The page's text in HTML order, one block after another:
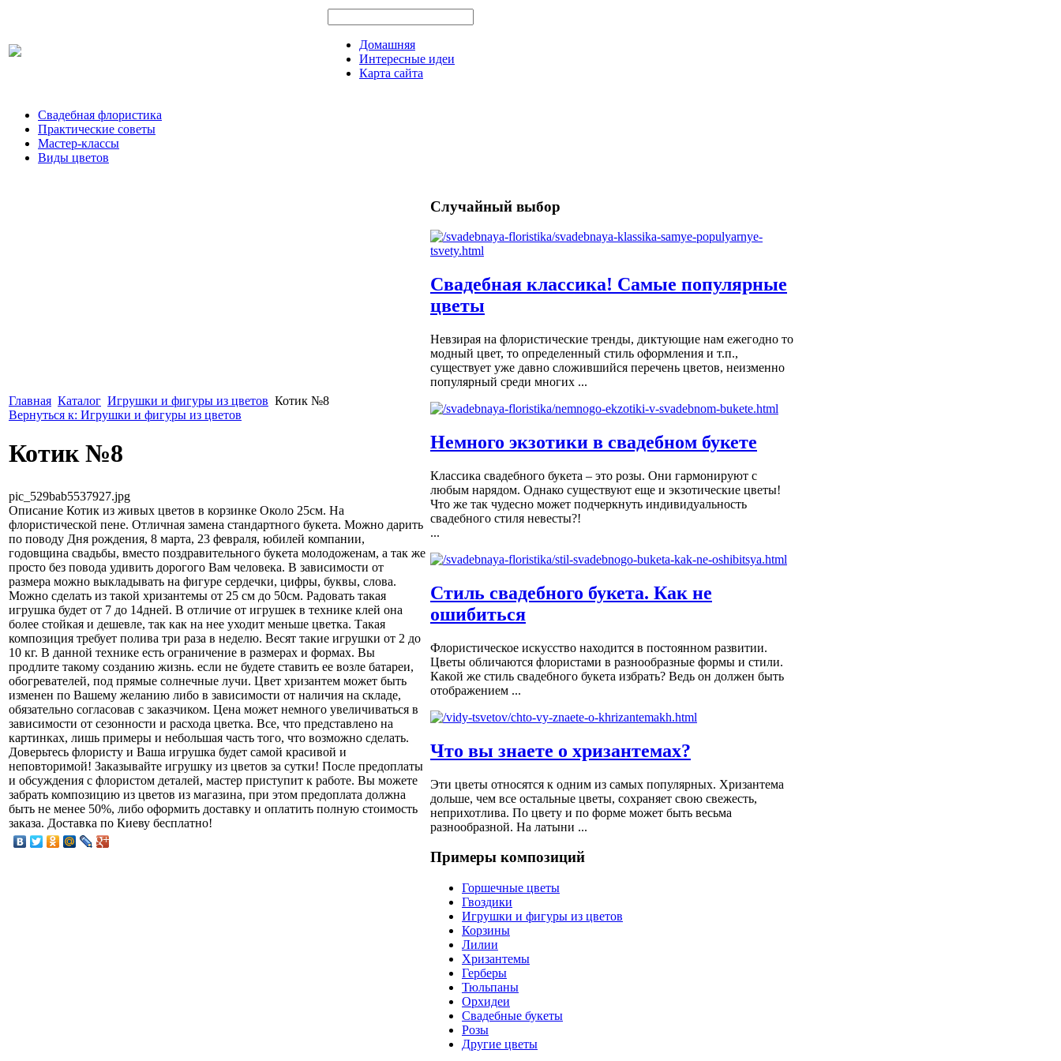
Домашняя
Интересные идеи
Карта сайта
Свадебная флористика
Практические советы
Мастер-классы
Виды цветов
Главная Каталог Игрушки и фигуры из цветов Котик №8
Вернуться к: Игрушки и фигуры из цветов
Котик №8
pic_529bab5537927.jpg
Описание Котик из живых цветов в корзинке Около 25см. На
флористической пене. Отличная замена стандартного букета. Можно дарить
по поводу Дня рождения, 8 марта, 23 февраля, юбилей компании,
годовщина свадьбы, вместо поздравительного букета молодоженам, а так же
просто без повода удивить дорогого Вам человека. В зависимости от
размера можно выкладывать на фигуре сердечки, цифры, буквы, слова.
Можно сделать из такой хризантемы от 25 см до 50см. Радовать такая
игрушка будет от 7 до 14дней. В отличие от игрушек в технике клей она
более стойкая и дешевле, так как на нее уходит меньше цветка. Такая
композиция требует полива три раза в неделю. Весят такие игрушки от 2 до
10 кг. В данной технике есть ограничение в размерах и формах. Вы
продлите такому созданию жизнь. если не будете ставить ее возле батареи,
обогревателей, под прямые солнечные лучи. Цвет хризантем может быть
изменен по Вашему желанию либо в зависимости от наличия на складе,
обязательно согласовав с заказчиком. Цена может немного увеличиваться в
зависимости от сезонности и расхода цветка. Все, что представлено на
картинках, лишь примеры и небольшая часть того, что возможно сделать.
Доверьтесь флористу и Ваша игрушка будет самой красивой и
неповторимой! Заказывайте игрушку из цветов за сутки! После предоплаты
и обсуждения с флористом деталей, мастер приступит к работе. Вы можете
забрать композицию из цветов из магазина, при этом предоплата должна
быть не менее 50%, либо оформить доставку и оплатить полную стоимость
заказа. Доставка по Киеву бесплатно!
Случайный выбор
Свадебная классика! Самые популярные
цветы
Невзирая на флористические тренды, диктующие нам ежегодно то
модный цвет, то определенный стиль оформления и т.п.,
существует уже давно сложившийся перечень цветов, неизменно
популярный среди многих ...
Немного экзотики в свадебном букете
Классика свадебного букета – это розы. Они гармонируют с
любым нарядом. Однако существуют еще и экзотические цветы!
Что же так чудесно может подчеркнуть индивидуальность
свадебного стиля невесты?!
...
Стиль свадебного букета. Как не
ошибиться
Флористическое искусство находится в постоянном развитии.
Цветы обличаются флористами в разнообразные формы и стили.
Какой же стиль свадебного букета избрать? Ведь он должен быть
отображением ...
Что вы знаете о хризантемах?
Эти цветы относятся к одним из самых популярных. Хризантема
дольше, чем все остальные цветы, сохраняет свою свежесть,
неприхотлива. По цвету и по форме может быть весьма
разнообразной. На латыни ...
Примеры композиций
Горшечные цветы
Гвоздики
Игрушки и фигуры из цветов
Корзины
Лилии
Хризантемы
Герберы
Тюльпаны
Орхидеи
Свадебные букеты
Розы
Другие цветы